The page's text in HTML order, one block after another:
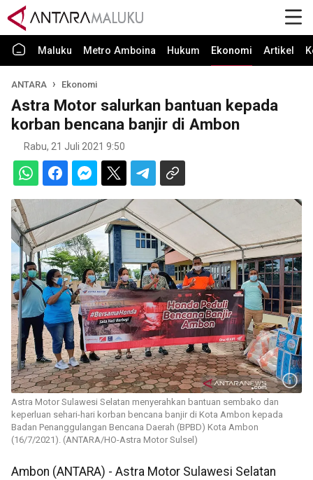
Maluku Metro Amboina Hukum Ekonomi Artikel
ANTARA Ekonomi
Astra Motor salurkan bantuan kepada
korban bencana banjir di Ambon
Rabu, 21 Juli 2021 9:50
Astra Motor Sulawesi Selatan menyerahkan bantuan sembako dan
keperluan sehari-hari korban bencana banjir di Kota Ambon kepada
Badan Penanggulangan Bencana Daerah (BPBD) Kota Ambon
(16/7/2021). (ANTARA/HO-Astra Motor Sulsel)
Ambon (ANTARA) - Astra Motor Sulawesi Selatan